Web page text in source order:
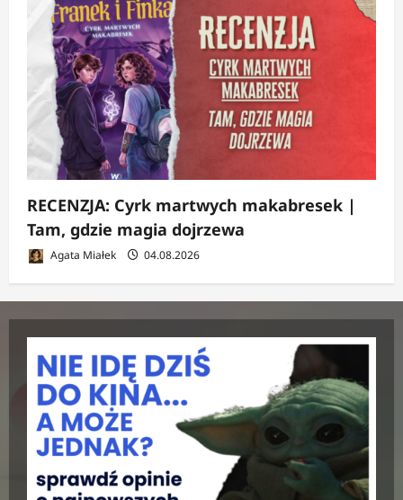
RECENZJA: Cyrk martwych makabresek |
Tam, gdzie magia dojrzewa
Agata Miałek 04.08.2026